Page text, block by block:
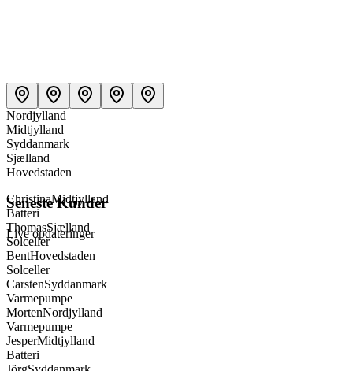
Nordjylland
Midtjylland
Syddanmark
Sjælland
Hovedstaden
Seneste Kunder
Live opdateringer
ChristinaMidtjylland
ThomasSjælland
Solceller
BentHovedstaden
Solceller
CarstenSyddanmark
Varmepumpe
MortenNordjylland
Varmepumpe
JesperMidtjylland
Batteri
JörgSyddanmark
Solceller
StefanSyddanmark